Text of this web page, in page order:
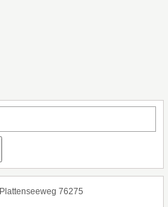
Plattenseeweg 76275